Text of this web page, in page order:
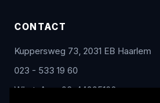
CONTACT
Kuppersweg 73, 2031 EB Haarlem
023 - 533 19 60
WhatsApp: 06-44005100